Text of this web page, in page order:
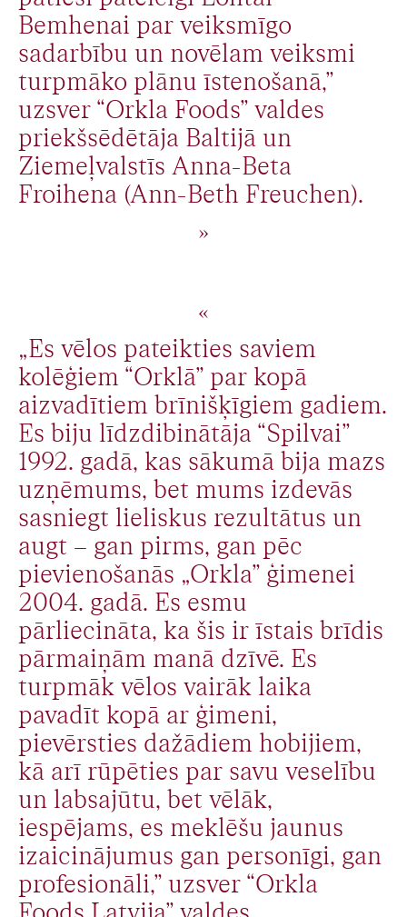
Bemhenai par veiksmīgo
sadarbību un novēlam veiksmi
turpmāko plānu īstenošanā,”
uzsver “Orkla Foods” valdes
priekšsēdētāja Baltijā un
Ziemeļvalstīs Anna-Beta
Froihena (Ann-Beth Freuchen).
„Es vēlos pateikties saviem
kolēģiem “Orklā” par kopā
aizvadītiem brīnišķīgiem gadiem.
Es biju līdzdibinātāja “Spilvai”
1992. gadā, kas sākumā bija mazs
uzņēmums, bet mums izdevās
sasniegt lieliskus rezultātus un
augt – gan pirms, gan pēc
pievienošanās „Orkla” ģimenei
2004. gadā. Es esmu
pārliecināta, ka šis ir īstais brīdis
pārmaiņām manā dzīvē. Es
turpmāk vēlos vairāk laika
pavadīt kopā ar ģimeni,
pievērsties dažādiem hobijiem,
kā arī rūpēties par savu veselību
un labsajūtu, bet vēlāk,
iespējams, es meklēšu jaunus
izaicinājumus gan personīgi, gan
profesionāli,” uzsver “Orkla